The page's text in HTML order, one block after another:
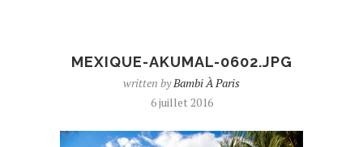
MEXIQUE-AKUMAL-0602.JPG
written byBambi À Paris
6 juillet 2016